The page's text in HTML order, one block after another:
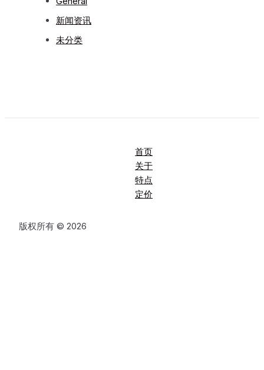
新闻资讯
未分类
首页
关于
特点
定价
版权所有 © 2026